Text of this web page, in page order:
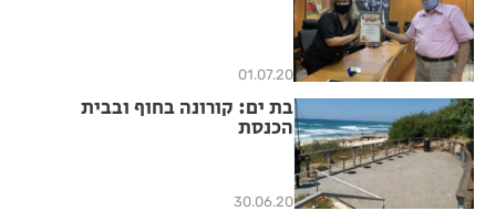
01.07.20
בת ים: קורונה בחוף ובבית
הכנסת
30.06.20